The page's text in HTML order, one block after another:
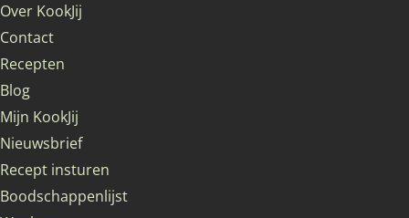
Over KookJij
Contact
Recepten
Blog
Mijn KookJij
Nieuwsbrief
Recept insturen
Boodschappenlijst